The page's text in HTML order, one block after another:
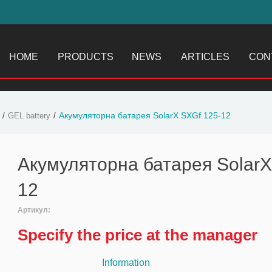
HOME PRODUCTS NEWS ARTICLES
GEL battery Акумуляторна батарея SolarX SXGf 125-12
Акумуляторна батарея
12
Артикул:
Specify the price at the manager
Information